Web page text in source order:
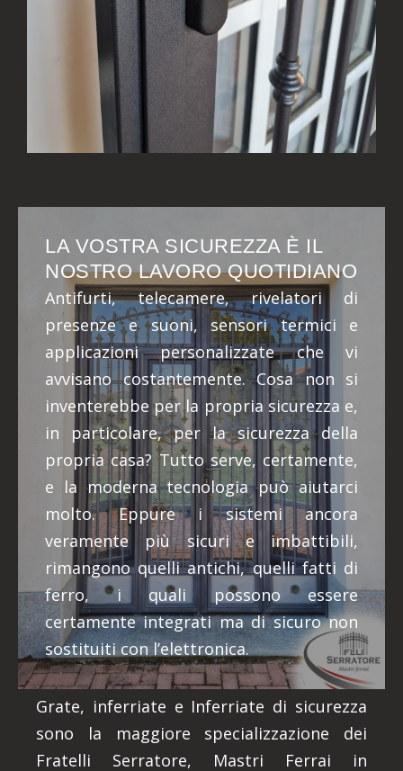
LA VOSTRA SICUREZZA È IL
NOSTRO LAVORO QUOTIDIANO
Antifurti, telecamere, rivelatori di
presenze e suoni, sensori termici e
applicazioni personalizzate che vi
avvisano costantemente. Cosa non si
inventerebbe per la propria sicurezza e,
in particolare, per la sicurezza della
propria casa? Tutto serve, certamente,
e la moderna tecnologia può aiutarci
molto. Eppure i sistemi ancora
veramente più sicuri e imbattibili,
rimangono quelli antichi, quelli fatti di
ferro, i quali possono essere
certamente integrati ma di sicuro non
sostituiti con l’elettronica.
Grate, inferriate e Inferriate di sicurezza
sono la maggiore specializzazione dei
Fratelli Serratore, Mastri Ferrai in